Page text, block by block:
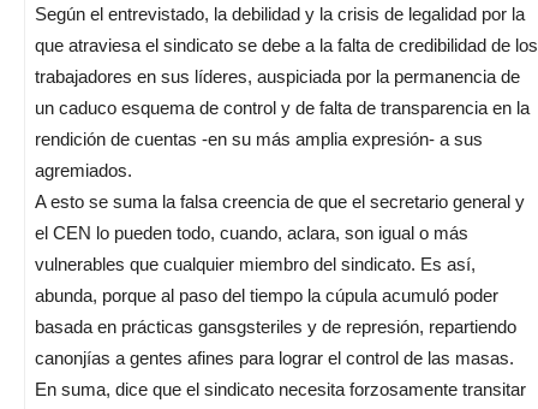
Según el entrevistado, la debilidad y la crisis de legalidad por la
que atraviesa el sindicato se debe a la falta de credibilidad de los
trabajadores en sus líderes, auspiciada por la permanencia de
un caduco esquema de control y de falta de transparencia en la
rendición de cuentas -en su más amplia expresión- a sus
agremiados.
A esto se suma la falsa creencia de que el secretario general y
el CEN lo pueden todo, cuando, aclara, son igual o más
vulnerables que cualquier miembro del sindicato. Es así,
abunda, porque al paso del tiempo la cúpula acumuló poder
basada en prácticas gansgsteriles y de represión, repartiendo
canonjías a gentes afines para lograr el control de las masas.
En suma, dice que el sindicato necesita forzosamente transitar